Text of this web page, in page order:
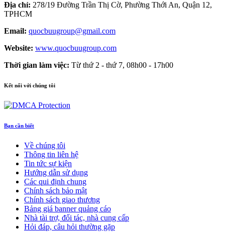
Địa chỉ: 278/19 Đường Trần Thị Cờ, Phường Thới An, Quận 12,
TPHCM
Email: quocbuugroup@gmail.com
Website: www.quocbuugroup.com
Thời gian làm việc: Từ thứ 2 - thứ 7, 08h00 - 17h00
Kết nối với chúng tôi
Bạn cần biết
Về chúng tôi
Thông tin liên hệ
Tin tức sự kiện
Hướng dẫn sử dụng
Các qui định chung
Chính sách bảo mật
Chính sách giao thương
Bảng giá banner quảng cáo
Nhà tài trợ, đối tác, nhà cung cấp
Hỏi đáp, câu hỏi thường gặp